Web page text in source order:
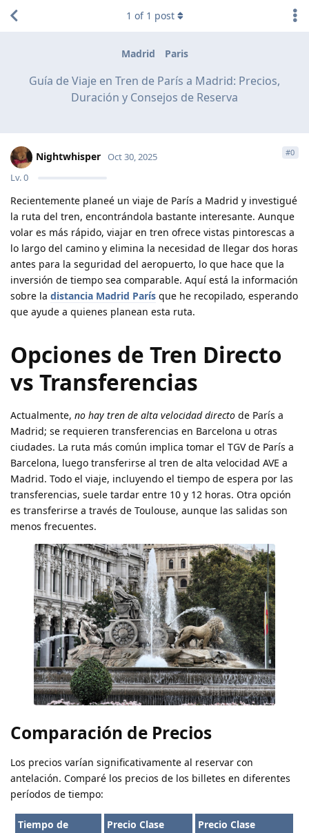
Madrid Paris
Guía de Viaje en Tren de París a Madrid: Precios,
Duración y Consejos de Reserva
1 of 1 post
Nightwhisper
Lv.0
Oct 30, 2025 #0
Recientemente planeé un viaje de París a Madrid y investigué
la ruta del tren, encontrándola bastante interesante. Aunque
volar es más rápido, viajar en tren ofrece vistas pintorescas a
lo largo del camino y elimina la necesidad de llegar dos horas
antes para la seguridad del aeropuerto, lo que hace que la
inversión de tiempo sea comparable. Aquí está la información
sobre la distancia Madrid París que he recopilado, esperando
que ayude a quienes planean esta ruta.
Opciones de Tren Directo
vs Transferencias
Actualmente, no hay tren de alta velocidad directo de París a
Madrid; se requieren transferencias en Barcelona u otras
ciudades. La ruta más común implica tomar el TGV de París a
Barcelona, luego transferirse al tren de alta velocidad AVE a
Madrid. Todo el viaje, incluyendo el tiempo de espera por las
transferencias, suele tardar entre 10 y 12 horas. Otra opción
es transferirse a través de Toulouse, aunque las salidas son
menos frecuentes.
Comparación de Precios
Los precios varían significativamente al reservar con
antelación. Comparé los precios de los billetes en diferentes
períodos de tiempo:
Tiempo de
Precio Clase
Precio Clase